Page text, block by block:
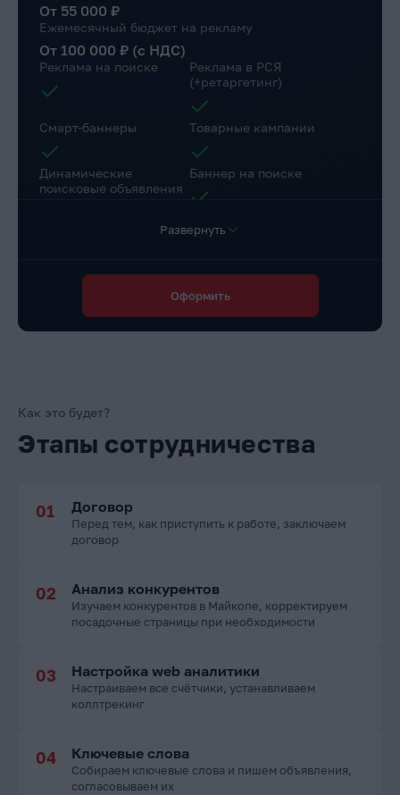
От 55 000 ₽
Ежемесячный бюджет на рекламу
От 100 000 ₽ (с НДС)
Реклама на поиске
Реклама в РСЯ
(+ретаргетинг)
Смарт-баннеры Товарные кампании
Динамические
поисковые объявления
Баннер на поиске
Коллтрекинг в подарок
Повышение конверсии сайта
Разработка страниц для a/b теста
Доступ в личный
Маркировка рекламы
Развернуть
Оформить
Как это будет?
Этапы сотрудничества
Договор
Перед тем, как приступить к работе, заключаем
договор
Анализ конкурентов
Изучаем конкурентов в Майкопе, корректируем
посадочные страницы при необходимости
Настройка web аналитики
Настраиваем все счётчики, устанавливаем
коллтрекинг
Ключевые слова
Собираем ключевые слова и пишем объявления,
согласовываем их